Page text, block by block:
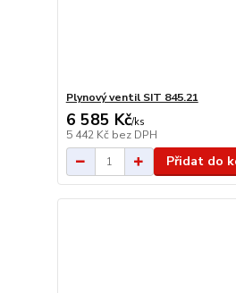
Plynový ventil SIT 845.21
6 585 Kč/ks
5 442 Kč bez DPH
Přidat do